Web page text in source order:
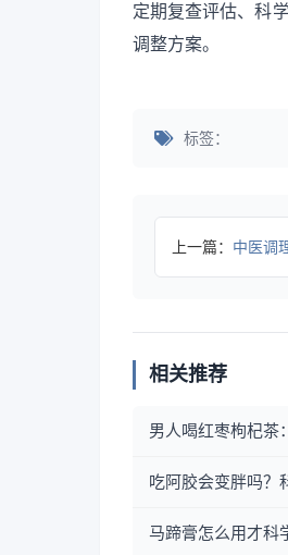
定期复查评估、科
调整方案。
标签：
上一篇： 中医调理
相关推荐
男人喝红枣枸杞茶
吃阿胶会变胖吗？
马蹄膏怎么用才科